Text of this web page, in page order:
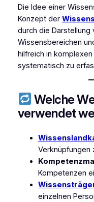
Die Idee einer
Konzept der
durch die Darstellung
Wissensbereichen
hilfreich in
systematisch zu
Welche
verwendet
Verknüpfungen
Kompetenzen
einzelnen